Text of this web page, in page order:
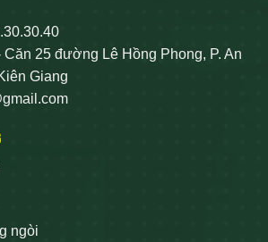
Căn 25 đường Lê Hồng Phong, P. An
Giang
ngòi